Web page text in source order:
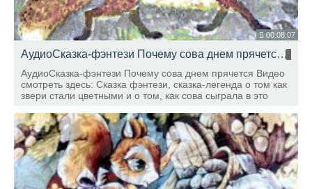
00:08:07
АудиоСказка-фэнтези Почему сова днем прячется
АудиоСказка-фэнтези Почему сова днем прячется Видео
смотреть здесь: Сказка фэнтези, сказка-легенда о том как
звери стали цветными и о том, как сова сыграла в это